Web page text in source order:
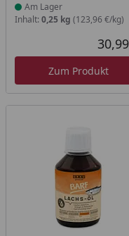
Am Lager
Inhalt: 0,25 kg (123,96 €/kg)
Zum Produkt